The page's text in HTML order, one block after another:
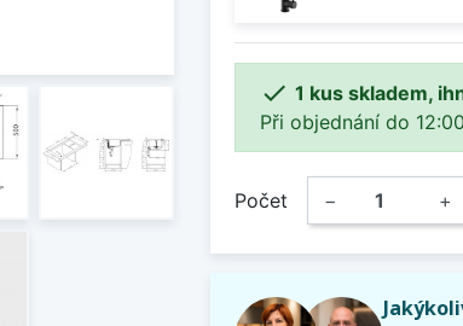
 1 kus skladem,
Při objednání do
Počet − +